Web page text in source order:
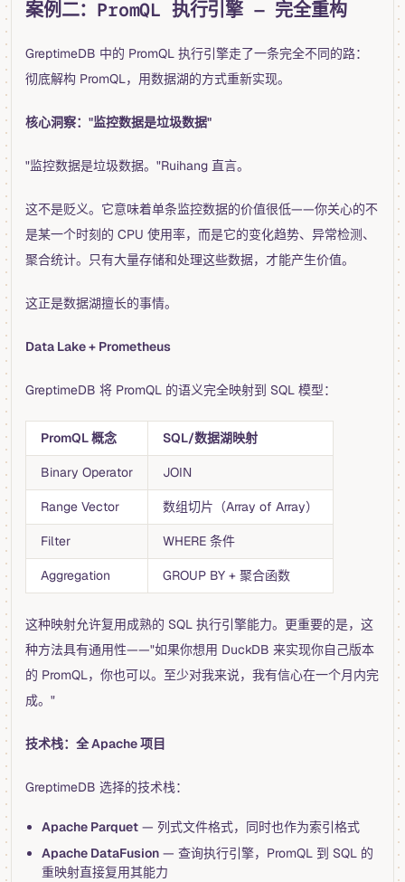
案例二：PromQL 执行引擎 — 完全重构
GreptimeDB 中的 PromQL 执行引擎走了一条完全不同的路：
彻底解构 PromQL，用数据湖的方式重新实现。
核心洞察："监控数据是垃圾数据"
"监控数据是垃圾数据。"Ruihang 直言。
这不是贬义。它意味着单条监控数据的价值很低——你关心的不
是某一个时刻的 CPU 使用率，而是它的变化趋势、异常检测、
聚合统计。只有大量存储和处理这些数据，才能产生价值。
这正是数据湖擅长的事情。
Data Lake + Prometheus
GreptimeDB 将 PromQL 的语义完全映射到 SQL 模型：
PromQL 概念 SQL/数据湖映射
Binary Operator JOIN
Range Vector 数组切片（Array of Array）
Filter WHERE 条件
Aggregation GROUP BY + 聚合函数
这种映射允许复用成熟的 SQL 执行引擎能力。更重要的是，这
种方法具有通用性——"如果你想用 DuckDB 来实现你自己版本
的 PromQL，你也可以。至少对我来说，我有信心在一个月内完
成。"
技术栈：全 Apache 项目
GreptimeDB 选择的技术栈：
Apache Parquet— 列式文件格式，同时也作为索引格式
Apache DataFusion— 查询执行引擎，PromQL 到 SQL 的
重映射直接复用其能力